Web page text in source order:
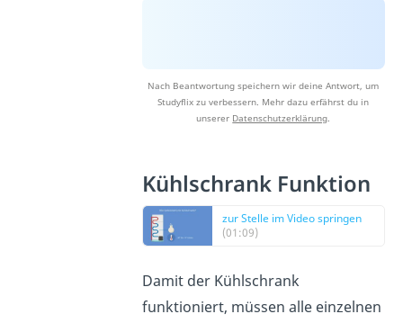
Nach Beantwortung speichern wir deine Antwort, um
Studyflix zu verbessern. Mehr dazu erfährst du in
unserer Datenschutzerklärung.
Kühlschrank Funktion
zur Stelle im Video springen
(01:09)
Damit der Kühlschrank
funktioniert, müssen alle einzelnen